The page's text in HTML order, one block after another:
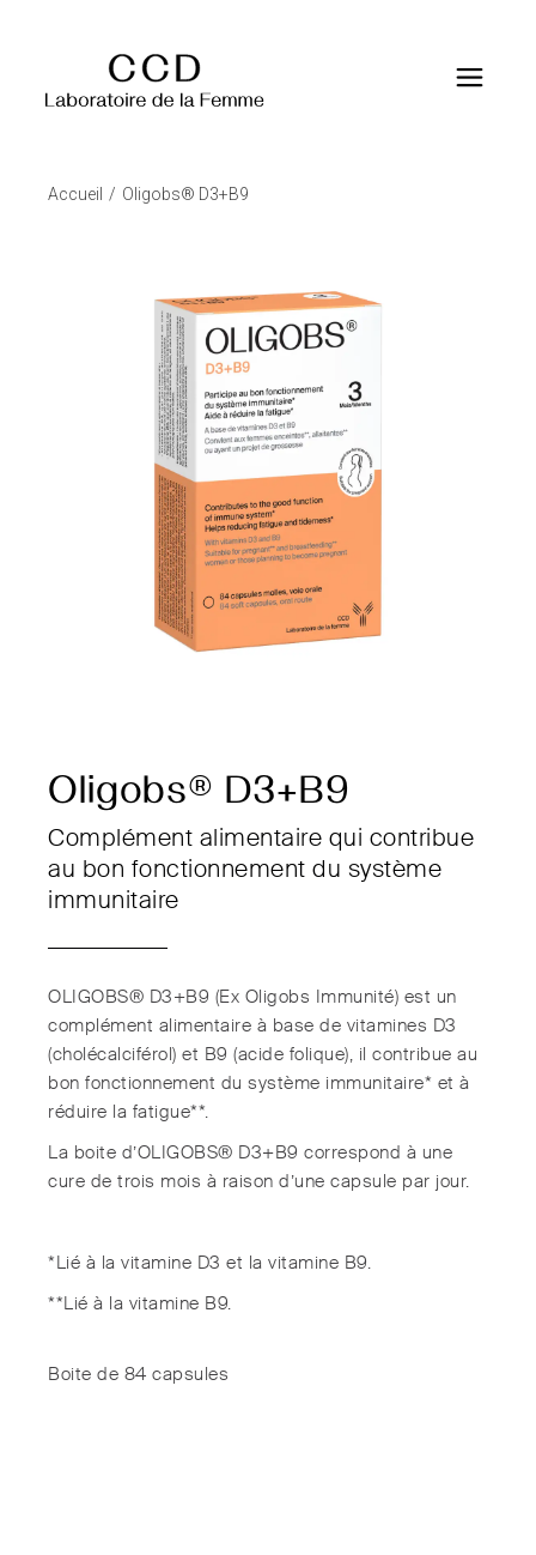
Accueil Oligobs® D3+B9
Oligobs® D3+B9
Complément alimentaire qui contribue
au bon fonctionnement du système
immunitaire
OLIGOBS® D3+B9 (Ex Oligobs Immunité) est un
complément alimentaire à base de vitamines D3
(cholécalciférol) et B9 (acide folique), il contribue au
bon fonctionnement du système immunitaire* et à
réduire la fatigue**.
La boite d’OLIGOBS® D3+B9 correspond à une
cure de trois mois à raison d’une capsule par jour.
*Lié à la vitamine D3 et la vitamine B9.
**Lié à la vitamine B9.
Boite de 84 capsules